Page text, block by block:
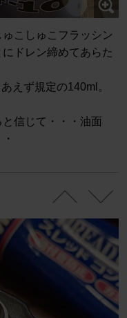
こしゅこフラッシン
ドレン締めてあらた
えず規定の140ml。
信じて・・・油面